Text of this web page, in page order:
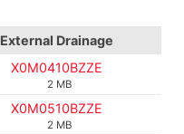
External Drainage
X0M0410BZZE
2 MB
X0M0510BZZE
2 MB